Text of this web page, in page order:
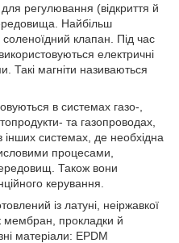
регулювання (відкриття й
Найбільш
клапан. Під час
електричні
Такі магніти називаються
в системах газо-,
та газопроводах,
інших системах, де необхідна
процесами,
Також вони
керування.
із латуні, неіржавкої
мембран, прокладки й
матеріали: EPDM